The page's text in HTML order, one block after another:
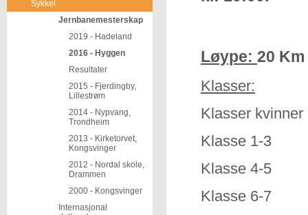
Sykkel
Jernbanemesterskap
2019 - Hadeland
2016 - Hyggen
Resultater
2015 - Fjerdingby,
Lillestrøm
2014 - Nypvang,
Trondheim
2013 - Kirketorvet,
Kongsvinger
2012 - Nordal skole,
Drammen
2000 - Kongsvinger
Internasjonal
Løype: 20
Klasser:
Klasser
Klasse 1-
Klasse 4-
Klasse 6-